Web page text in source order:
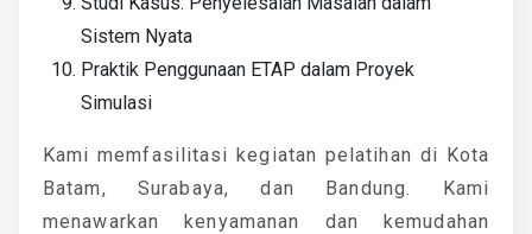
Sistem Nyata
Praktik Penggunaan ETAP dalam Proyek
Simulasi
Kami memfasilitasi kegiatan pelatihan di Kota
Batam, Surabaya, dan Bandung. Kami
menawarkan kenyamanan dan kemudahan